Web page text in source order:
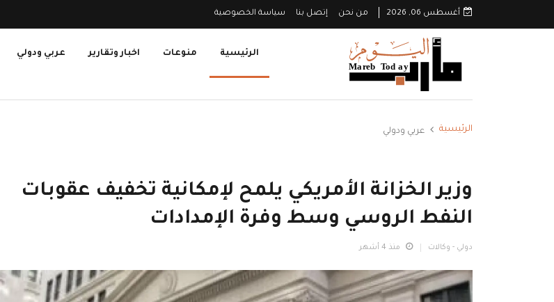
أغسطس 06, 2026 من نحن إتصل بنا سياسة الخصوصية
الرئيسية منوعات اخبار وتقارير عربي ودولي
الرئيسية عربي ودولي
وزير الخزانة الأمريكي يلمح لإمكانية تخفيف عقوبات
النفط الروسي وسط وفرة الإمدادات
دولي - وكالات منذ 4 أشهر